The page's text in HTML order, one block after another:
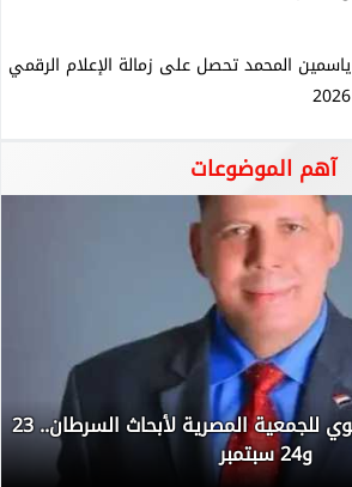
ياسمين المحمد تحصل على زمالة الإعلام الرقمي
2026
آهم الموضوعات
انطلاق المؤتمر السنوي للجمعية المصرية لأبحاث السرطان.. 23
و24 سبتمبر